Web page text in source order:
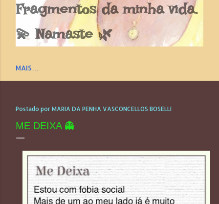
Fragmentos da minha vida.
💫 Namaste 🌿
MAIS…
Postado por MARIA DA PENHA VASCONCELLOS BOSELLI
ME DEIXA 👻